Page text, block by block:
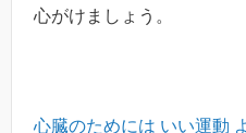
心がけましょう。
心臓のためには いい運動